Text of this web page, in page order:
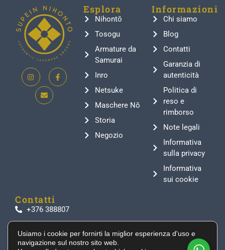
Esplora
Nihontō
Tosogu
Armature da
Samurai
Inro
Netsuke
Maschere Nō
Storia
Negozio
Informazioni
Chi siamo
Blog
Contatti
Garanzia di
autenticità
Politica di
reso e
rimborso
Note legali
Informativa
sulla privacy
Informativa
sui cookie
Contatti
+376 388807
Residencial Les Moles, Canillo AD100, Andorra
Usiamo i cookie per fornirti la miglior esperienza d'uso e
navigazione sul nostro sito web.